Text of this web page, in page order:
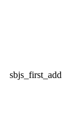
sbjs_first_add